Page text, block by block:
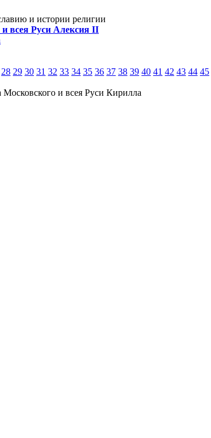
и истории религии
всея Руси Алексия II
28 29 30 31 32 33 34 35 36 37 38 39 40 41 42 43 44 45
и всея Руси Кирилла